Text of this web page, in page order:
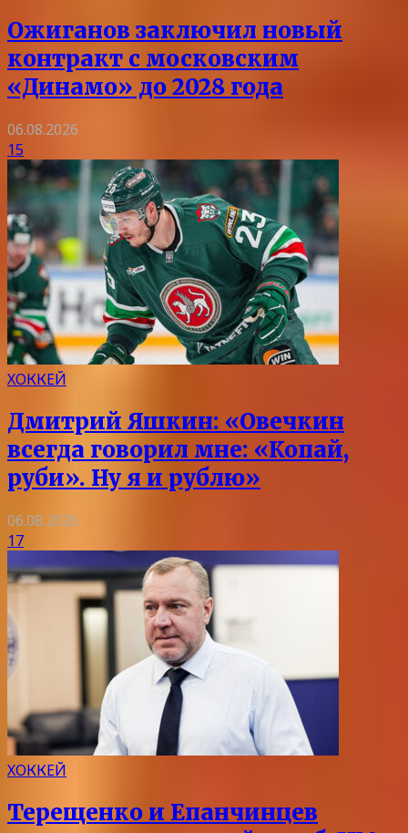
Ожиганов заключил новый
контракт с московским
«Динамо» до 2028 года
06.08.2026
15
ХОККЕЙ
Дмитрий Яшкин: «Овечкин
всегда говорил мне: «Копай,
руби». Ну я и рублю»
06.08.2026
17
ХОККЕЙ
Терещенко и Епанчинцев